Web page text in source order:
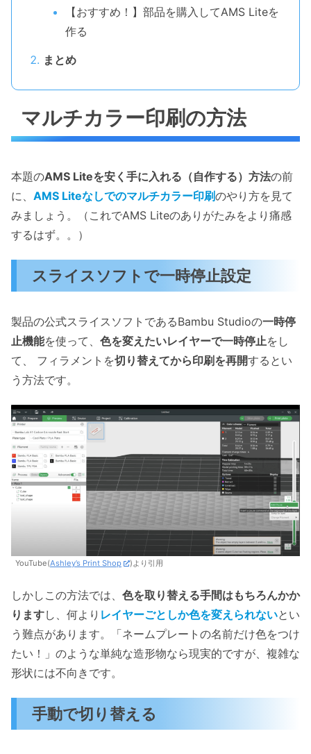
【おすすめ！】部品を購入してAMS Liteを
作る
まとめ
マルチカラー印刷の方法
本題のAMS Liteを安く手に入れる（自作する）方法の前
に、 AMS Liteなしでのマルチカラー印刷のやり方を見て
みましょう。（これでAMS Liteのありがたみをより痛感
するはず。。）
スライスソフトで一時停止設定
製品の公式スライスソフトであるBambu Studioの一時停
止機能を使って、 色を変えたいレイヤーで一時停止をし
て、 フィラメントを切り替えてから印刷を再開するとい
う方法です。
YouTube(Ashley’s Print Shop )より引用
しかしこの方法では、 色を取り替える手間はもちろんかか
りますし、何より レイヤーごとしか色を変えられないとい
う難点があります。「ネームプレートの名前だけ色をつけ
たい！」のような単純な造形物なら現実的ですが、複雑な
形状には不向きです。
手動で切り替える